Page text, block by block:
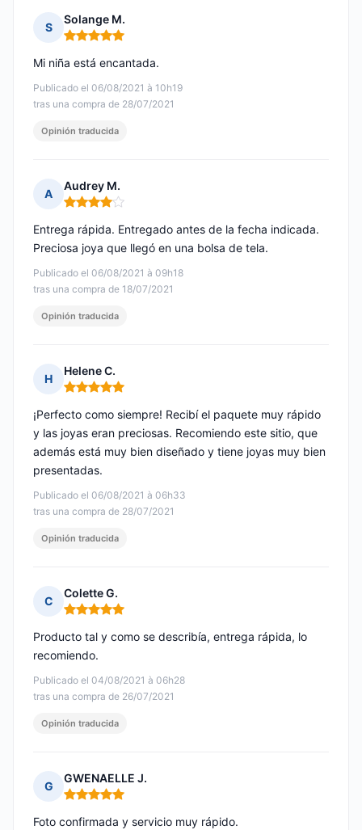
S
Solange M.
Nota: 5 de 5
Publicado el 06/08/2021 à 10h19
tras una compra de 28/07/2021
Mi niña está encantada.
Opinión traducida
A
Audrey M.
Nota: 4 de 5
Publicado el 06/08/2021 à 09h18
tras una compra de 18/07/2021
Entrega rápida. Entregado antes de la fecha indicada.
Preciosa joya que llegó en una bolsa de tela.
Opinión traducida
H
Helene C.
Nota: 5 de 5
Publicado el 06/08/2021 à 06h33
tras una compra de 28/07/2021
¡Perfecto como siempre! Recibí el paquete muy rápido
y las joyas eran preciosas. Recomiendo este sitio, que
además está muy bien diseñado y tiene joyas muy bien
presentadas.
Opinión traducida
C
Colette G.
Nota: 5 de 5
Publicado el 04/08/2021 à 06h28
tras una compra de 26/07/2021
Producto tal y como se describía, entrega rápida, lo
recomiendo.
Opinión traducida
G
GWENAELLE J.
Nota: 5 de 5
Foto confirmada y servicio muy rápido.